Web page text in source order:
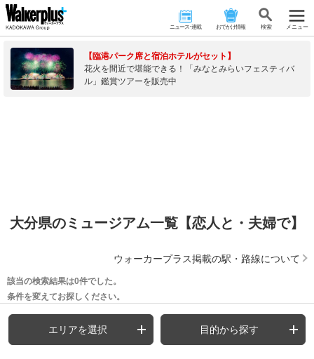
ニュース･連載 おでかけ情報 検 索 メニュー
【臨港パーク席と宿泊ホテルがセット】
花火を間近で堪能できる！「みなとみらいフェスティバ
ル」鑑賞ツアーを販売中
大分県のミュージアム一覧【恋人と・夫婦で】
ウォーカープラス掲載の駅・路線について
該当の検索結果は0件でした。
条件を変えてお探しください。
エリアを選択 目的から探す